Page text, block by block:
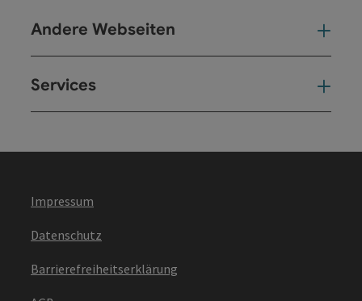
Andere Webseiten
Services
Impressum
Datenschutz
Barrierefreiheitserklärung